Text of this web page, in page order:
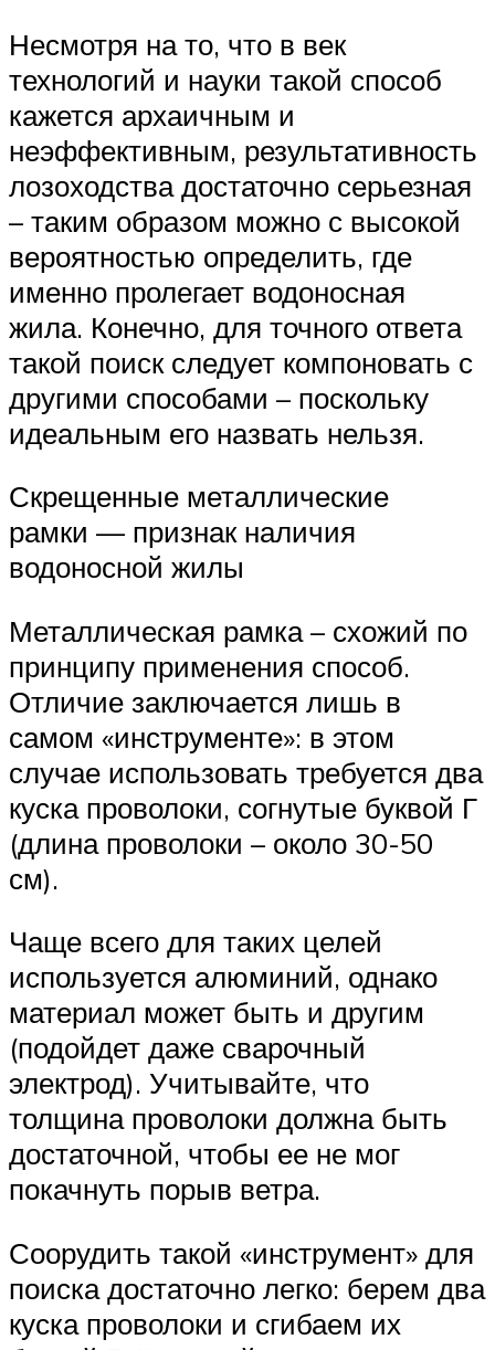
Несмотря на то, что в век
технологий и науки такой способ
кажется архаичным и
неэффективным, результативность
лозоходства достаточно серьезная
– таким образом можно с высокой
вероятностью определить, где
именно пролегает водоносная
жила. Конечно, для точного ответа
такой поиск следует компоновать с
другими способами – поскольку
идеальным его назвать нельзя.
Скрещенные металлические
рамки — признак наличия
водоносной жилы
Металлическая рамка – схожий по
принципу применения способ.
Отличие заключается лишь в
самом «инструменте»: в этом
случае использовать требуется два
куска проволоки, согнутые буквой Г
(длина проволоки – около 30-50
см).
Чаще всего для таких целей
используется алюминий, однако
материал может быть и другим
(подойдет даже сварочный
электрод). Учитывайте, что
толщина проволоки должна быть
достаточной, чтобы ее не мог
покачнуть порыв ветра.
Соорудить такой «инструмент» для
поиска достаточно легко: берем два
куска проволоки и сгибаем их